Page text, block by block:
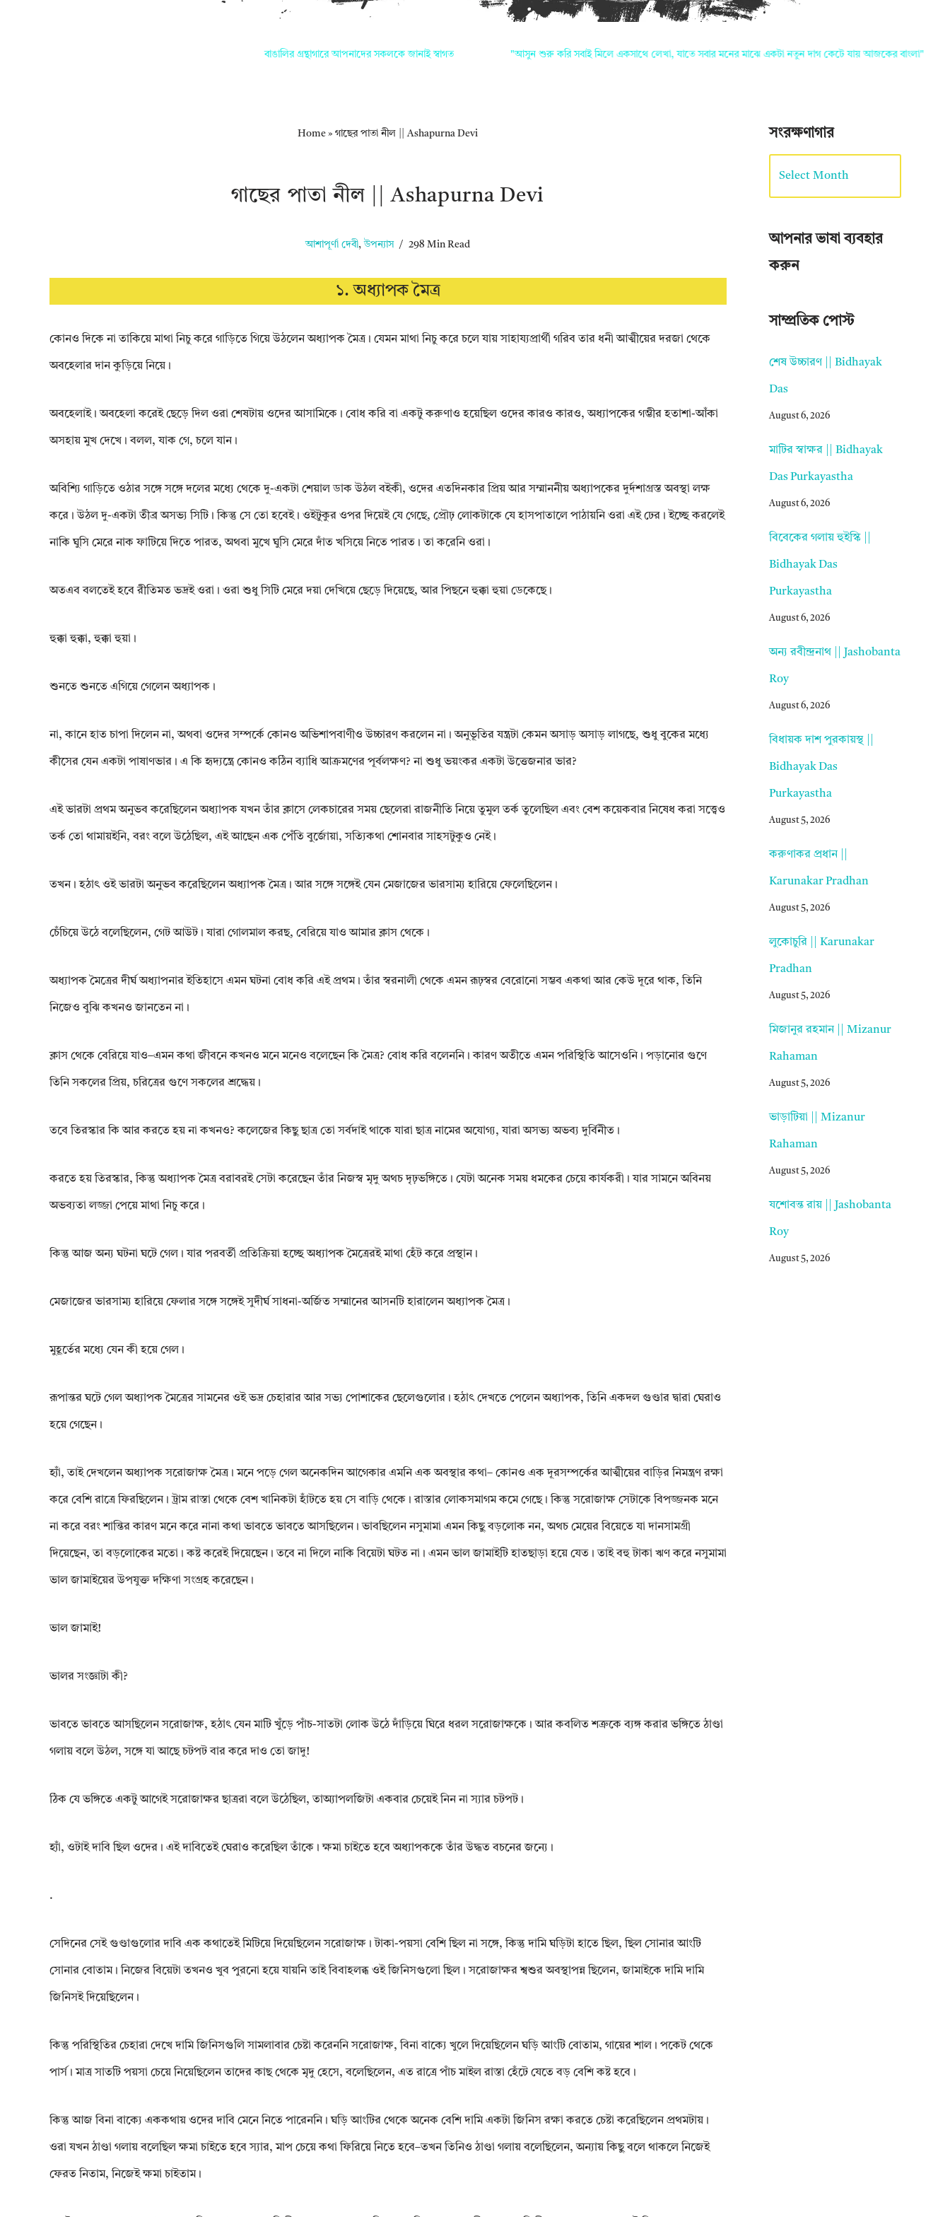
বাঙালির গ্রন্থাগারে আপনাদের সকলকে জানাই স্বাগত "আসুন শুরু করি সবাই মিলে একসাথে লেখা, যাতে সবার মনের মাঝে একটা নতুন দাগ কেটে যায় আজকের বাংলা"
Home » গাছের পাতা নীল || Ashapurna Devi
গাছের পাতা নীল || Ashapurna Devi
আশাপূর্ণা দেবী,উপন্যাস 298 Min Read
১. অধ্যাপক মৈত্র
কোনও দিকে না তাকিয়ে মাথা নিচু করে গাড়িতে গিয়ে উঠলেন অধ্যাপক মৈত্র। যেমন মাথা নিচু করে চলে যায় সাহায্যপ্রার্থী গরিব তার ধনী আত্মীয়ের দরজা থেকে
অবহেলার দান কুড়িয়ে নিয়ে।
অবহেলাই। অবহেলা করেই ছেড়ে দিল ওরা শেষটায় ওদের আসামিকে। বোধ করি বা একটু করুণাও হয়েছিল ওদের কারও কারও, অধ্যাপকের গম্ভীর হতাশা-আঁকা
অসহায় মুখ দেখে। বলল, যাক গে, চলে যান।
অবিশ্যি গাড়িতে ওঠার সঙ্গে সঙ্গে দলের মধ্যে থেকে দু-একটা শেয়াল ডাক উঠল বইকী, ওদের এতদিনকার প্রিয় আর সম্মাননীয় অধ্যাপকের দুর্দশাগ্রস্ত অবস্থা লক্ষ
করে। উঠল দু-একটা তীব্র অসভ্য সিটি। কিন্তু সে তো হবেই। ওইটুকুর ওপর দিয়েই যে গেছে, প্রৌঢ় লোকটাকে যে হাসপাতালে পাঠায়নি ওরা এই ঢের। ইচ্ছে করলেই
নাকি ঘুসি মেরে নাক ফাটিয়ে দিতে পারত, অথবা মুখে ঘুসি মেরে দাঁত খসিয়ে নিতে পারত। তা করেনি ওরা।
অতএব বলতেই হবে রীতিমত ভদ্রই ওরা। ওরা শুধু সিটি মেরে দয়া দেখিয়ে ছেড়ে দিয়েছে, আর পিছনে হুক্কা হুয়া ডেকেছে।
হুক্কা হুক্কা, হুক্কা হুয়া।
শুনতে শুনতে এগিয়ে গেলেন অধ্যাপক।
না, কানে হাত চাপা দিলেন না, অথবা ওদের সম্পর্কে কোনও অভিশাপবাণীও উচ্চারণ করলেন না। অনুভূতির যন্ত্রটা কেমন অসাড় অসাড় লাগছে, শুধু বুকের মধ্যে
কীসের যেন একটা পাষাণভার। এ কি হৃদ্যন্ত্রে কোনও কঠিন ব্যাধি আক্রমণের পূর্বলক্ষণ? না শুধু ভয়ংকর একটা উত্তেজনার ভার?
এই ভারটা প্রথম অনুভব করেছিলেন অধ্যাপক যখন তাঁর ক্লাসে লেকচারের সময় ছেলেরা রাজনীতি নিয়ে তুমুল তর্ক তুলেছিল এবং বেশ কয়েকবার নিষেধ করা সত্ত্বেও
তর্ক তো থামায়ইনি, বরং বলে উঠেছিল, এই আছেন এক পেঁতি বুর্জোয়া, সত্যিকথা শোনবার সাহসটুকুও নেই।
তখন। হঠাৎ ওই ভারটা অনুভব করেছিলেন অধ্যাপক মৈত্র। আর সঙ্গে সঙ্গেই যেন মেজাজের ভারসাম্য হারিয়ে ফেলেছিলেন।
চেঁচিয়ে উঠে বলেছিলেন, গেট আউট। যারা গোলমাল করছ, বেরিয়ে যাও আমার ক্লাস থেকে।
অধ্যাপক মৈত্রের দীর্ঘ অধ্যাপনার ইতিহাসে এমন ঘটনা বোধ করি এই প্রথম। তাঁর স্বরনালী থেকে এমন রূঢ়স্বর বেরোনো সম্ভব একথা আর কেউ দূরে থাক, তিনি
নিজেও বুঝি কখনও জানতেন না।
ক্লাস থেকে বেরিয়ে যাও–এমন কথা জীবনে কখনও মনে মনেও বলেছেন কি মৈত্র? বোধ করি বলেননি। কারণ অতীতে এমন পরিস্থিতি আসেওনি। পড়ানোর গুণে
তিনি সকলের প্রিয়, চরিত্রের গুণে সকলের শ্রদ্ধেয়।
তবে তিরস্কার কি আর করতে হয় না কখনও? কলেজের কিছু ছাত্র তো সর্বদাই থাকে যারা ছাত্র নামের অযোগ্য, যারা অসভ্য অভব্য দুর্বিনীত।
করতে হয় তিরস্কার, কিন্তু অধ্যাপক মৈত্র বরাবরই সেটা করেছেন তাঁর নিজস্ব মৃদু অথচ দৃঢ়ভঙ্গিতে। যেটা অনেক সময় ধমকের চেয়ে কার্যকরী। যার সামনে অবিনয়
অভব্যতা লজ্জা পেয়ে মাথা নিচু করে।
কিন্তু আজ অন্য ঘটনা ঘটে গেল। যার পরবর্তী প্রতিক্রিয়া হচ্ছে অধ্যাপক মৈত্রেরই মাথা হেঁট করে প্রস্থান।
মেজাজের ভারসাম্য হারিয়ে ফেলার সঙ্গে সঙ্গেই সুদীর্ঘ সাধনা-অর্জিত সম্মানের আসনটি হারালেন অধ্যাপক মৈত্র।
মুহূর্তের মধ্যে যেন কী হয়ে গেল।
রূপান্তর ঘটে গেল অধ্যাপক মৈত্রের সামনের ওই ভদ্র চেহারার আর সভ্য পোশাকের ছেলেগুলোর। হঠাৎ দেখতে পেলেন অধ্যাপক, তিনি একদল গুণ্ডার দ্বারা ঘেরাও
হয়ে গেছেন।
হ্যাঁ, তাই দেখলেন অধ্যাপক সরোজাক্ষ মৈত্র। মনে পড়ে গেল অনেকদিন আগেকার এমনি এক অবস্থার কথা– কোনও এক দূরসম্পর্কের আত্মীয়ের বাড়ির নিমন্ত্রণ রক্ষা
করে বেশি রাত্রে ফিরছিলেন। ট্রাম রাস্তা থেকে বেশ খানিকটা হাঁটতে হয় সে বাড়ি থেকে। রাস্তার লোকসমাগম কমে গেছে। কিন্তু সরোজাক্ষ সেটাকে বিপজ্জনক মনে
না করে বরং শান্তির কারণ মনে করে নানা কথা ভাবতে ভাবতে আসছিলেন। ভাবছিলেন নসুমামা এমন কিছু বড়লোক নন, অথচ মেয়ের বিয়েতে যা দানসামগ্রী
দিয়েছেন, তা বড়লোকের মতো। কষ্ট করেই দিয়েছেন। তবে না দিলে নাকি বিয়েটা ঘটত না। এমন ভাল জামাইটি হাতছাড়া হয়ে যেত। তাই বহু টাকা ঋণ করে নসুমামা
ভাল জামাইয়ের উপযুক্ত দক্ষিণা সংগ্রহ করেছেন।
ভাল জামাই!
ভালর সংজ্ঞাটা কী?
ভাবতে ভাবতে আসছিলেন সরোজাক্ষ, হঠাৎ যেন মাটি খুঁড়ে পাঁচ-সাতটা লোক উঠে দাঁড়িয়ে ঘিরে ধরল সরোজাক্ষকে। আর কবলিত শত্রুকে ব্যঙ্গ করার ভঙ্গিতে ঠাণ্ডা
গলায় বলে উঠল, সঙ্গে যা আছে চটপট বার করে দাও তো জাদু!
ঠিক যে ভঙ্গিতে একটু আগেই সরোজাক্ষর ছাত্ররা বলে উঠেছিল, তাঅ্যাপলজিটা একবার চেয়েই নিন না স্যার চটপট।
হ্যাঁ, ওটাই দাবি ছিল ওদের। এই দাবিতেই ঘেরাও করেছিল তাঁকে। ক্ষমা চাইতে হবে অধ্যাপককে তাঁর উদ্ধত বচনের জন্যে।
.
সেদিনের সেই গুণ্ডাগুলোর দাবি এক কথাতেই মিটিয়ে দিয়েছিলেন সরোজাক্ষ। টাকা-পয়সা বেশি ছিল না সঙ্গে, কিন্তু দামি ঘড়িটা হাতে ছিল, ছিল সোনার আংটি
সোনার বোতাম। নিজের বিয়েটা তখনও খুব পুরনো হয়ে যায়নি তাই বিবাহলব্ধ ওই জিনিসগুলো ছিল। সরোজাক্ষর শ্বশুর অবস্থাপন্ন ছিলেন, জামাইকে দামি দামি
জিনিসই দিয়েছিলেন।
কিন্তু পরিস্থিতির চেহারা দেখে দামি জিনিসগুলি সামলাবার চেষ্টা করেননি সরোজাক্ষ, বিনা বাক্যে খুলে দিয়েছিলেন ঘড়ি আংটি বোতাম, গায়ের শাল। পকেট থেকে
পার্স। মাত্র সাতটি পয়সা চেয়ে নিয়েছিলেন তাদের কাছ থেকে মৃদু হেসে, বলেছিলেন, এত রাত্রে পাঁচ মাইল রাস্তা হেঁটে যেতে বড় বেশি কষ্ট হবে।
কিন্তু আজ বিনা বাক্যে এককথায় ওদের দাবি মেনে নিতে পারেননি। ঘড়ি আংটির থেকে অনেক বেশি দামি একটা জিনিস রক্ষা করতে চেষ্টা করেছিলেন প্রথমটায়।
ওরা যখন ঠাণ্ডা গলায় বলেছিল ক্ষমা চাইতে হবে স্যার, মাপ চেয়ে কথা ফিরিয়ে নিতে হবে–তখন তিনিও ঠাণ্ডা গলায় বলেছিলেন, অন্যায় কিছু বলে থাকলে নিজেই
ফেরত নিতাম, নিজেই ক্ষমা চাইতাম।
সংরক্ষণাগার
আপনার ভাষা ব্যবহার
করুন
সাম্প্রতিক পোস্ট
শেষ উচ্চারণ || Bidhayak
Das
August 6, 2026
মাটির স্বাক্ষর || Bidhayak
Das Purkayastha
August 6, 2026
বিবেকের গলায় হুইস্কি ||
Bidhayak Das
Purkayastha
August 6, 2026
অন্য রবীন্দ্রনাথ || Jashobanta
Roy
August 6, 2026
বিধায়ক দাশ পুরকায়স্থ ||
Bidhayak Das
Purkayastha
August 5, 2026
করুণাকর প্রধান ||
Karunakar Pradhan
August 5, 2026
লুকোচুরি || Karunakar
Pradhan
August 5, 2026
মিজানুর রহমান || Mizanur
Rahaman
August 5, 2026
ভাড়াটিয়া || Mizanur
Rahaman
August 5, 2026
যশোবন্ত রায় || Jashobanta
Roy
August 5, 2026